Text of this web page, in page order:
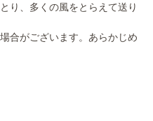
り、多くの風をとらえて送り
合がございます。あらかじめ